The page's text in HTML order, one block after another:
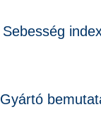
Sebesség
Gyártó